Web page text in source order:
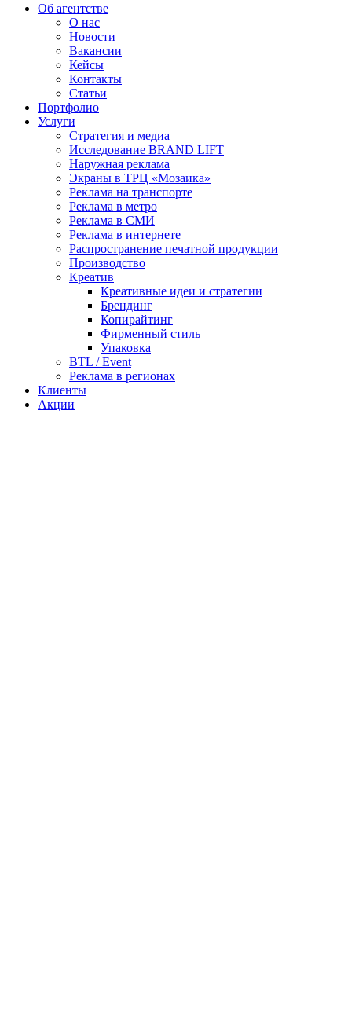
Об агентстве
О нас
Новости
Вакансии
Кейсы
Контакты
Статьи
Портфолио
Услуги
Стратегия и медиа
Исследование BRAND LIFT
Наружная реклама
Экраны в ТРЦ «Мозаика»
Реклама на транспорте
Реклама в метро
Реклама в СМИ
Реклама в интернете
Распространение печатной продукции
Производство
Креатив
Креативные идеи и стратегии
Брендинг
Копирайтинг
Фирменный стиль
Упаковка
BTL / Event
Реклама в регионах
Клиенты
Акции